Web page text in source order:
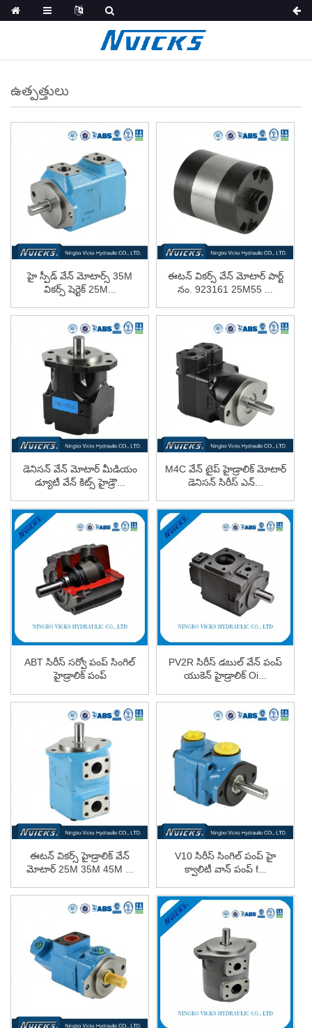
ఉత్పత్తులు
హై స్పీడ్ వేన్ మోటార్స్ 35M
వికర్స్ షెర్టెక్ 25M...
ఈటన్ వికర్స్ వేన్ మోటార్ పార్ట్
నం. 923161 25M55 ...
డెనిసన్ వేన్ మోటార్ మీడియం
డ్యూటీ వేన్ కిట్స్ హైడ్రౌ...
M4C వేన్ టైప్ హైడ్రాలిక్ మోటార్
డెనిసన్ సిరీస్ ఎన్...
ABT సిరీస్ సర్వో పంప్ సింగిల్
హైడ్రాలిక్ పంప్
PV2R సిరీస్ డబుల్ వేన్ పంప్
యుకెన్ హైడ్రాలిక్ Oi...
ఈటన్ వికర్స్ హైడ్రాలిక్ వేన్
మోటార్ 25M 35M 45M ...
V10 సిరీస్ సింగిల్ పంప్ హై
క్వాలిటీ వాన్ పంప్ f...